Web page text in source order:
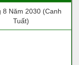
8 Năm 2030 (Canh
Tuất)